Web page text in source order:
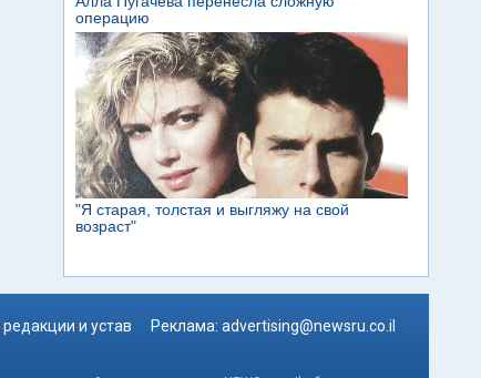
и устав Реклама: advertising@newsru.co.il